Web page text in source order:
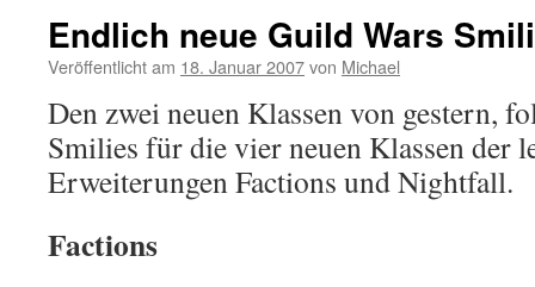
Endlich neue Guild Wars
Veröffentlicht am 18. Januar 2007von Michael
Den zwei neuen Klassen von gestern,
Smilies für die vier neuen Klassen der
Erweiterungen Factions und Nightfall.
Factions